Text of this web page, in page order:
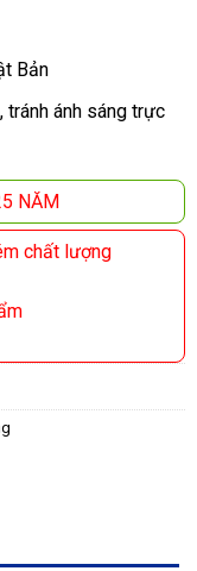
Bản
tránh ánh sáng trực
NĂM
chất lượng